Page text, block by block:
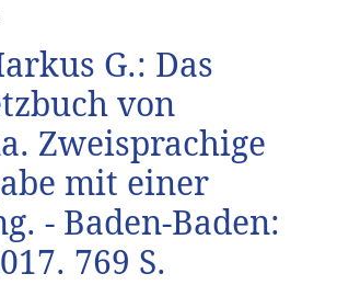
G.: Das
von
Zweisprachige
mit einer
- Baden-Baden:
769 S.